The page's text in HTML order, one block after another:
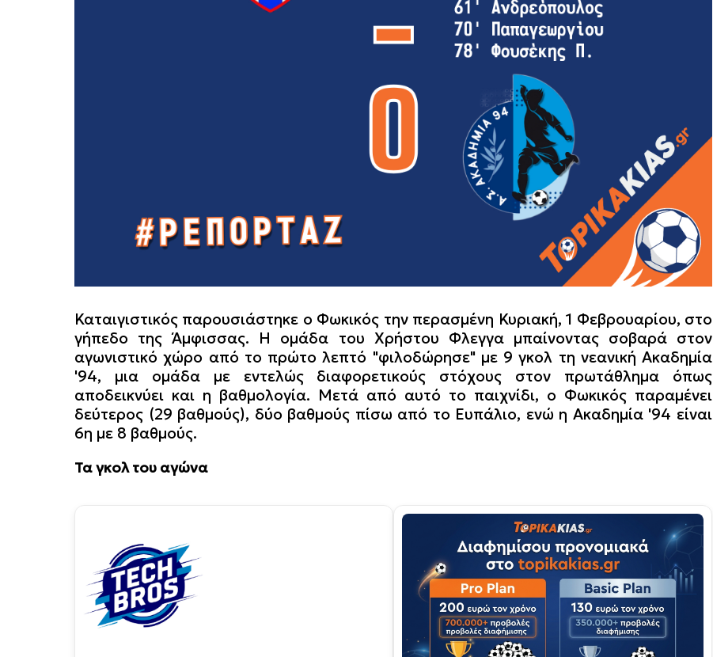
Καταιγιστικός παρουσιάστηκε ο Φωκικός την περασμένη Κυριακή, 1 Φεβρουαρίου, στο
γήπεδο της Άμφισσας. Η ομάδα του Χρήστου Φλεγγα μπαίνοντας σοβαρά στον
αγωνιστικό χώρο από το πρώτο λεπτό "φιλοδώρησε" με 9 γκολ τη νεανική Ακαδημία
'94, μια ομάδα με εντελώς διαφορετικούς στόχους στον πρωτάθλημα όπως
αποδεικνύει και η βαθμολογία. Μετά από αυτό το παιχνίδι, ο Φωκικός παραμένει
δεύτερος (29 βαθμούς), δύο βαθμούς πίσω από το Ευπάλιο, ενώ η Ακαδημία '94 είναι
6η με 8 βαθμούς.
Τα γκολ του αγώνα